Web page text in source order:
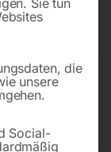
für Österreich.
Sie tun
die
unsere
Social-